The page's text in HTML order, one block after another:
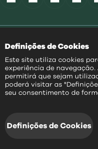
Definições de Cookies
Este site utiliza cookies
experiência de navegação.
permitirá que sejam
poderá visitar as
seu consentimento de
Definições de Cookies
Aviso